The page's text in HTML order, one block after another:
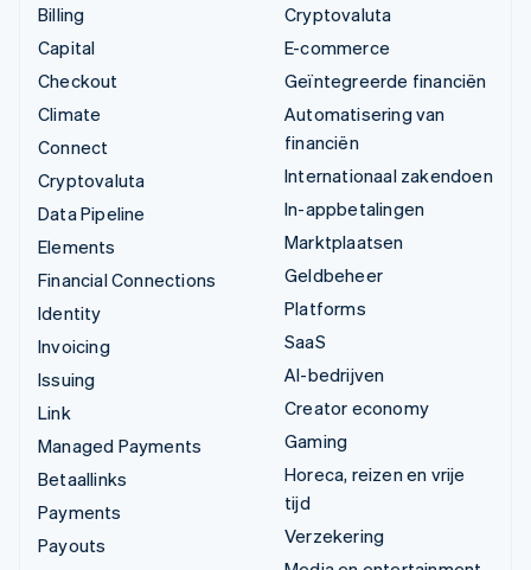
Billing
Capital
Checkout
Climate
Connect
Cryptovaluta
Data Pipeline
Elements
Financial Connections
Identity
Invoicing
Issuing
Link
Managed Payments
Betaallinks
Payments
Payouts
Cryptovaluta
E-commerce
Geïntegreerde financiën
Automatisering van
financiën
Internationaal zakendoen
In-appbetalingen
Marktplaatsen
Geldbeheer
Platforms
SaaS
AI-bedrijven
Creator economy
Gaming
Horeca, reizen en vrije
tijd
Verzekering